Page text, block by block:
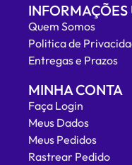
INFORMAÇÕES
Quem Somos
Politica de
Entregas e Prazos
MINHA CONTA
Faça Login
Meus Dados
Meus Pedidos
Rastrear Pedido